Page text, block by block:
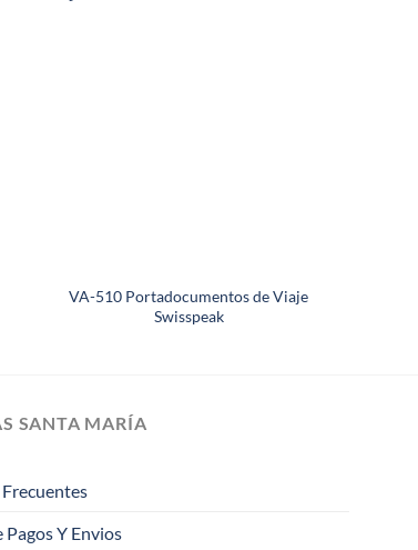
VA-510 Portadocumentos de Viaje
Swisspeak
SANTA MARÍA
Y Envios